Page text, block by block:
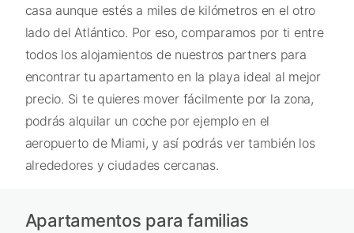
casa aunque estés a miles de kilómetros en el otro
lado del Atlántico. Por eso, comparamos por ti entre
todos los alojamientos de nuestros partners para
encontrar tu apartamento en la playa ideal al mejor
precio. Si te quieres mover fácilmente por la zona,
podrás alquilar un coche por ejemplo en el
aeropuerto de Miami, y así podrás ver también los
alrededores y ciudades cercanas.
Apartamentos para familias